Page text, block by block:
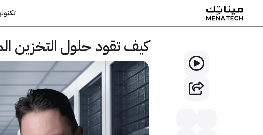
كيف تقود حلول التخزين